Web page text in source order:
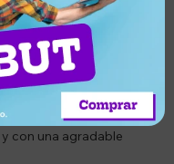
nutre
a controlar el
Ideal para quienes
y con acabado
libre de
eficaz sin agredir el
con una agradable